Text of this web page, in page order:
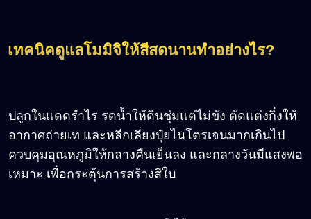
เทคนิคดูแลโมมิจิให้สีสดนานทำอย่างไร?
ปลูกในแดดรำไร รดน้ำให้ดินชุ่มแต่ไม่ขัง ตัดแต่งกิ่งให้
อากาศถ่ายเท และหลีกเลี่ยงปุ๋ยไนโตรเจนมากเกินไป
ควบคุมอุณหภูมิให้กลางคืนเย็นลง และกลางวันมีแสงพอ
เหมาะ เพื่อกระตุ้นการสร้างสีใบ